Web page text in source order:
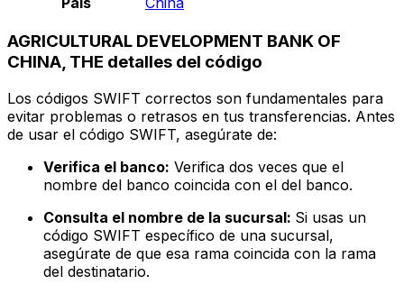
AGRICULTURAL DEVELOPMENT BANK OF
CHINA, THE detalles del código
Los códigos SWIFT correctos son fundamentales para
evitar problemas o retrasos en tus transferencias. Antes
de usar el código SWIFT, asegúrate de:
Verifica el banco: Verifica dos veces que el
nombre del banco coincida con el del banco.
Consulta el nombre de la sucursal: Si usas un
código SWIFT específico de una sucursal,
asegúrate de que esa rama coincida con la rama
del destinatario.